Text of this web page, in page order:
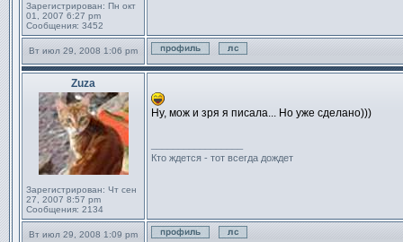
Зарегистрирован: Пн окт
01, 2007 6:27 pm
Сообщения: 3452
Вт июл 29, 2008 1:06 pm
Профиль
Отправить личное
Zuza
Зарегистрирован: Чт сен
27, 2007 8:57 pm
Сообщения: 2134
Сообщение
Ну, мож и зря я писала... Но уже сделано)))
Кто ждется - тот всегда дождет
Вт июл 29, 2008 1:09 pm